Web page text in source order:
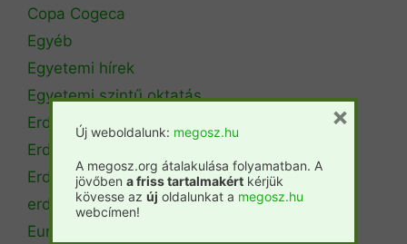
Copa Cogeca
Egyéb
Egyetemi hírek
Egyetemi szintű oktatás
Erdészeti szakszemélyzet
Erdőtérkép
Erdőtörvény
erdőtűz
Európai Unió
Új weboldalunk: megosz.hu
A megosz.org átalakulása folyamatban. A
jövőben a friss tartalmakért kérjük
kövesse az új oldalunkat a megosz.hu
webcímen!
×